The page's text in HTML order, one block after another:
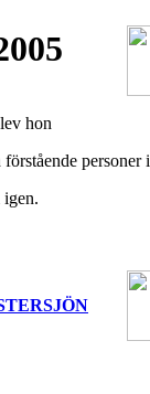
hon
personer i